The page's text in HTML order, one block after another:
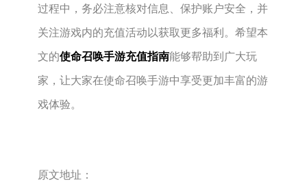
过程中，务必注意核对信息、保护账户安全，并
关注游戏内的充值活动以获取更多福利。希望本
文的使命召唤手游充值指南能够帮助到广大玩
家，让大家在使命召唤手游中享受更加丰富的游
戏体验。
原文地址：